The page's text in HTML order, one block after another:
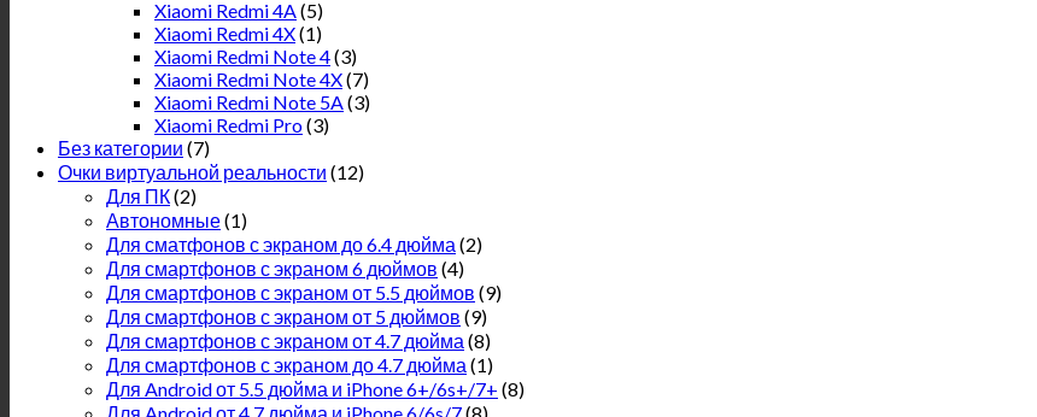
Xiaomi Redmi 4A(5)
Xiaomi Redmi 4X(1)
Xiaomi Redmi Note 4(3)
Xiaomi Redmi Note 4X(7)
Xiaomi Redmi Note 5A(3)
Xiaomi Redmi Pro(3)
Без категории (7)
Очки виртуальной реальности (12)
Для ПК(2)
Автономные(1)
Для сматфонов с экраном до 6.4 дюйма (2)
Для смартфонов с экраном 6 дюймов (4)
Для смартфонов с экраном от 5.5 дюймов (9)
Для смартфонов с экраном от 5 дюймов (9)
Для смартфонов с экраном от 4.7 дюйма (8)
Для смартфонов с экраном до 4.7 дюйма (1)
Для Android от 5.5 дюйма и iPhone 6+/6s+/7+ (8)